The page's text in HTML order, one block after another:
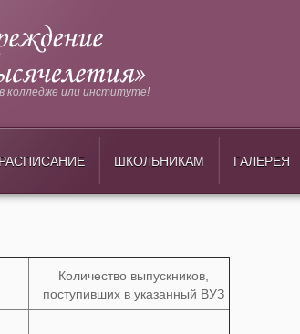
колледже или институте!
РАСПИСАНИЕ ШКОЛЬНИКАМ ГАЛЕРЕЯ
Количество выпускников,
поступивших в указанный ВУЗ